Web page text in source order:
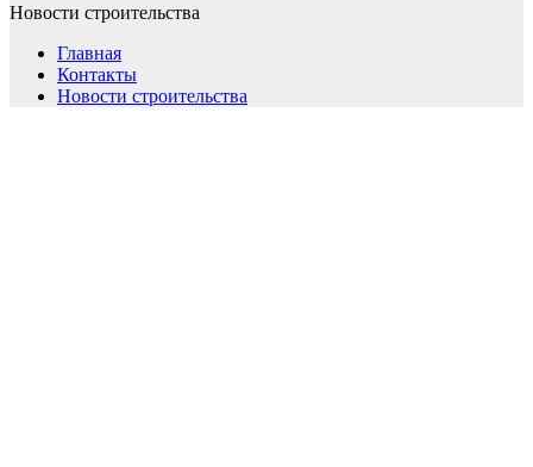
Новости строительства
Главная
Контакты
Новости строительства